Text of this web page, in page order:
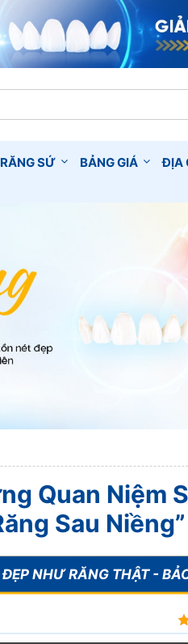
SỨ BẢNG GIÁ ĐỊA
Quan Niệm
Sau Niềng”